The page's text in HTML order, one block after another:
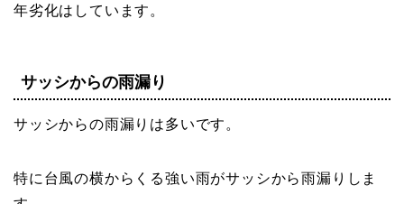
年劣化はしています。
サッシからの雨漏り
サッシからの雨漏りは多いです。
特に台風の横からくる強い雨がサッシから雨漏りしま